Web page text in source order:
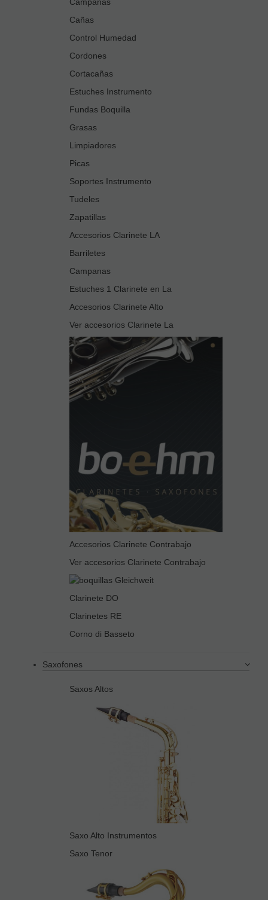
Cañas
Control Humedad
Cordones
Cortacañas
Estuches Instrumento
Fundas Boquilla
Grasas
Limpiadores
Picas
Soportes Instrumento
Tudeles
Zapatillas
Accesorios Clarinete LA
Barriletes
Campanas
Estuches 1 Clarinete en La
Accesorios Clarinete Alto
Ver accesorios Clarinete La
Accesorios Clarinete Contrabajo
Ver accesorios Clarinete Contrabajo
Clarinete DO
Clarinetes RE
Corno di Basseto
Saxofones
Saxos Altos
Saxo Alto Instrumentos
Saxo Tenor